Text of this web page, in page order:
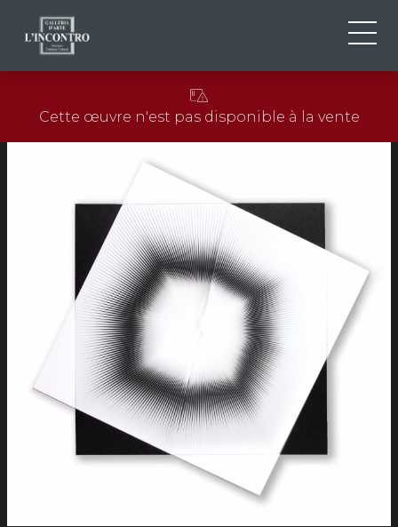
EN
FR
NEWS ED EVENTS
CONTACTS
Cette œuvre n'est pas disponible à la vente